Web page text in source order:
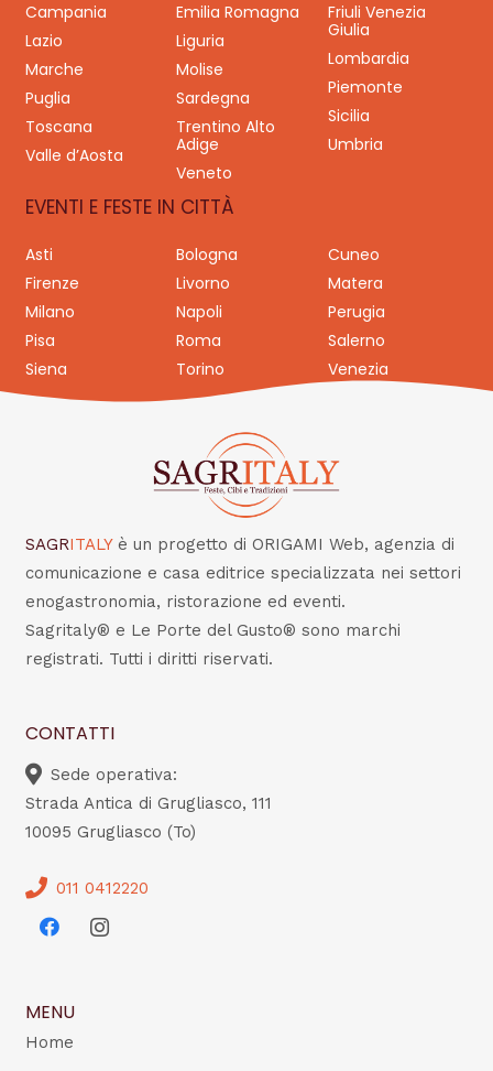
Campania
Emilia Romagna
Friuli Venezia
Giulia
Lazio
Liguria
Lombardia
Marche
Molise
Piemonte
Puglia
Sardegna
Sicilia
Toscana
Trentino Alto
Adige
Umbria
Valle d’Aosta
Veneto
EVENTI E FESTE IN CITTÀ
Asti Bologna
Cuneo
Firenze
Livorno
Matera
Milano
Napoli
Perugia
Pisa
Roma
Salerno
Siena
Torino Venezia
SAGRITALY è un progetto di ORIGAMI Web, agenzia di
comunicazione e casa editrice specializzata nei settori
enogastronomia, ristorazione ed eventi.
Sagritaly® e Le Porte del Gusto® sono marchi
registrati. Tutti i diritti riservati.
CONTATTI
Sede operativa:
Strada Antica di Grugliasco, 111
10095 Grugliasco (To)
011 0412220
MENU
Home